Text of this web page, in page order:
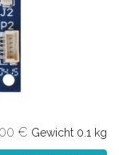
€ Gewicht 0.1 kg